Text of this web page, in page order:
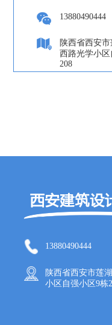
13880490444
陕西省西安
西路光学小区
208
13880490444
陕西省西安市莲
小区自强小区9栋